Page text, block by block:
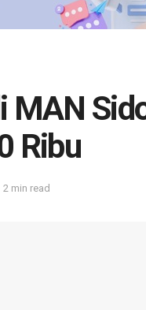
MAN
Ribu
2 min read